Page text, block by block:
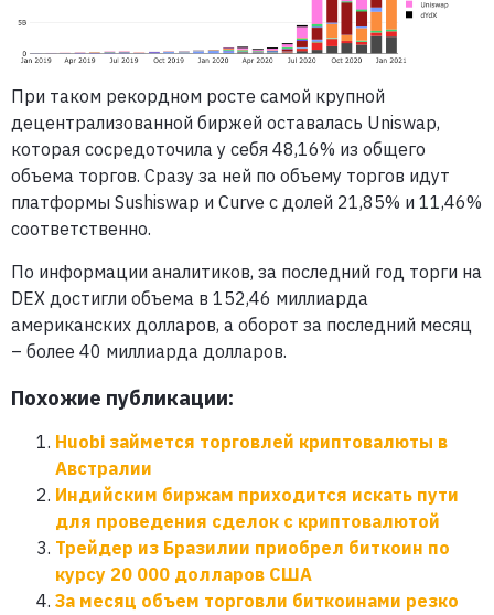
При таком рекордном росте самой крупной
децентрализованной биржей оставалась Uniswap,
которая сосредоточила у себя 48,16% из общего
объема торгов. Сразу за ней по объему торгов идут
платформы Sushiswap и Curve с долей 21,85% и 11,46%
соответственно.
По информации аналитиков, за последний год торги на
DEX достигли объема в 152,46 миллиарда
американских долларов, а оборот за последний месяц
– более 40 миллиарда долларов.
Похожие публикации:
Huobi займется торговлей криптовалюты в
Австралии
Индийским биржам приходится искать пути
для проведения сделок с криптовалютой
Трейдер из Бразилии приобрел биткоин по
курсу 20 000 долларов США
За месяц объем торговли биткоинами резко